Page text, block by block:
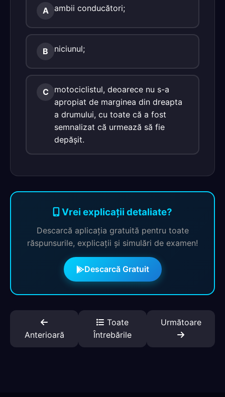
A ambii conducători;
B niciunul;
C
motociclistul, deoarece nu s-a
apropiat de marginea din dreapta
a drumului, cu toate că a fost
semnalizat că urmează să fie
depăşit.
Vrei explicații detaliate?
Descarcă aplicația gratuită pentru toate
răspunsurile, explicații și simulări de examen!
Descarcă Gratuit
Anterioară
Toate
Întrebările
Următoare